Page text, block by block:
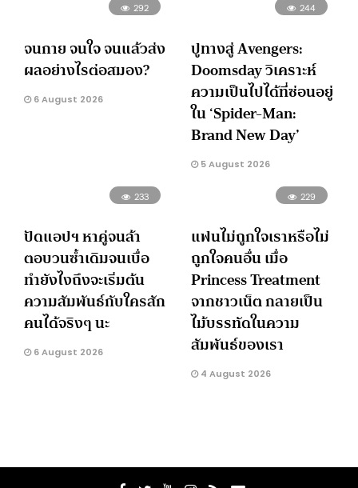
292
จนกาย จนใจ จนแล้วส่ง
ผลอย่างไรต่อสมอง?
6 August 2026
244
ปูทางสู่ Avengers:
Doomsday วิเคราะห์
ความเป็นไปได้ที่ซ่อนอยู่
ใน ‘Spider-Man:
Brand New Day’
5 August 2026
233
ปัดแอปฯ หาคู่จนล้า
ตอบวนซ้ำเดิมจนเบื่อ
ทำยังไงถึงจะเริ่มต้น
ความสัมพันธ์กับใครสัก
คนได้จริงๆ นะ
6 August 2026
229
แฟนไม่ถูกใจเราหรือไม่
ถูกใจคนอื่น เมื่อ
Princess Treatment
จากชาวเน็ต กลายเป็น
ไม้บรรทัดในความ
สัมพันธ์ของเรา
4 August 2026